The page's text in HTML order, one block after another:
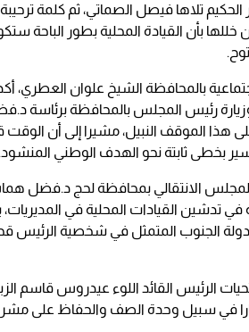
تلاها فيصل الصماتي، ثم كلمة ترحيبة
خللها بأن القيادة المحلية بطور
بالمحافظة الشيخ علوان العطري،
رئيس المجلس بالمحافظة برئاسة
هذا الموقف النبيل، مشيرا إلى أن
بخطى ثابتة نحو الهدف الوطني المنشود.
الانتقالي بمحافظة لحج د.فضل
في تدشين القيادات المحلية في
دولة الجنوب المتمثل في شخصية الرئيس
القائد اللوء عيدروس قاسم
في سبيل وحدة الصف والحفاظ على مشروع